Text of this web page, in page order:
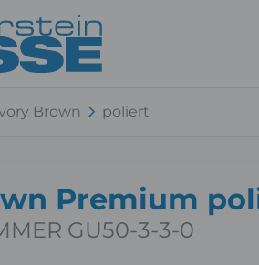
Brown poliert
Premium
GU50-3-3-0